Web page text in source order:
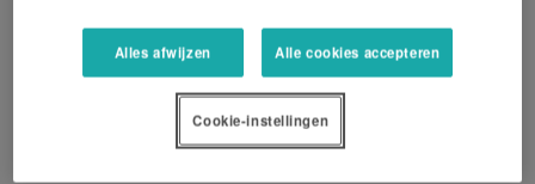
Snelle en eenvoudige doseerinstelling
Kantstrooien is kinderspel!
Alles afwijzen Alle cookies accepteren
Cookie-instellingen